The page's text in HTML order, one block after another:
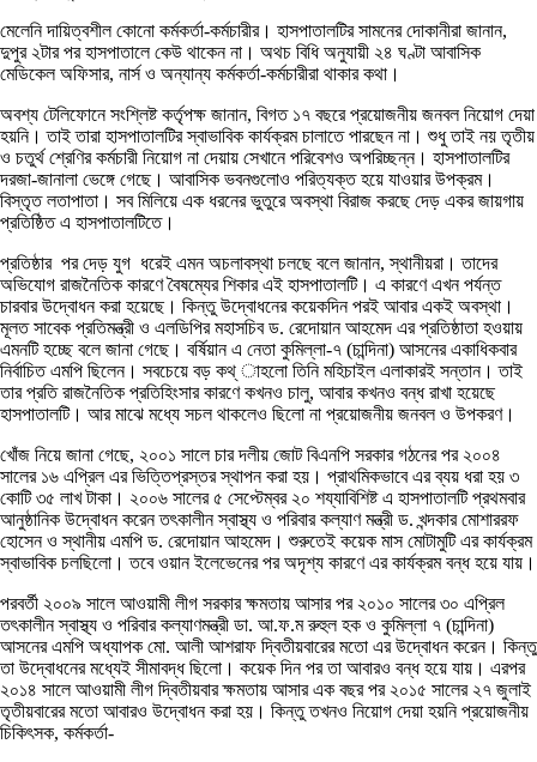
মেলেনি দায়িত্বশীল কোনো কর্মকর্তা-কর্মচারীর। হাসপাতালটির সামনের দোকানীরা জানান,
দুপুর ২টার পর হাসপাতালে কেউ থাকেন না। অথচ বিধি অনুযায়ী ২৪ ঘণ্টা আবাসিক
মেডিকেল অফিসার, নার্স ও অন্যান্য কর্মকর্তা-কর্মচারীরা থাকার কথা।
অবশ্য টেলিফোনে সংশ্লিষ্ট কর্তৃপক্ষ জানান, বিগত ১৭ বছরে প্রয়োজনীয় জনবল নিয়োগ দেয়া
হয়নি। তাই তারা হাসপাতালটির স্বাভাবিক কার্যক্রম চালাতে পারছেন না। শুধু তাই নয় তৃতীয়
ও চতুর্থ শ্রেণির কর্মচারী নিয়োগ না দেয়ায় সেখানে পরিবেশও অপরিচ্ছন্ন। হাসপাতালটির
দরজা-জানালা ভেঙ্গে গেছে। আবাসিক ভবনগুলোও পরিত্যক্ত হয়ে যাওয়ার উপক্রম।
বিস্তৃত লতাপাতা। সব মিলিয়ে এক ধরনের ভুতুরে অবস্থা বিরাজ করছে দেড় একর জায়গায়
প্রতিষ্ঠিত এ হাসপাতালটিতে।
প্রতিষ্ঠার পর দেড় যুগ ধরেই এমন অচলাবস্থা চলছে বলে জানান, স্থানীয়রা। তাদের
অভিযোগ রাজনৈতিক কারণে বৈষম্যের শিকার এই হাসপাতালটি। এ কারণে এখন পর্যন্ত
চারবার উদ্বোধন করা হয়েছে। কিন্তু উদ্বোধনের কয়েকদিন পরই আবার একই অবস্থা।
মূলত সাবেক প্রতিমন্ত্রী ও এলডিপির মহাসচিব ড. রেদোয়ান আহমেদ এর প্রতিষ্ঠাতা হওয়ায়
এমনটি হচ্ছে বলে জানা গেছে। বর্ষিয়ান এ নেতা কুমিল্লা-৭ (চান্দিনা) আসনের একাধিকবার
নির্বাচিত এমপি ছিলেন। সবচেয়ে বড় কথ্ াহলো তিনি মহিচাইল এলাকারই সন্তান। তাই
তার প্রতি রাজনৈতিক প্রতিহিংসার কারণে কখনও চালু, আবার কখনও বন্ধ রাখা হয়েছে
হাসপাতালটি। আর মাঝে মধ্যে সচল থাকলেও ছিলো না প্রয়োজনীয় জনবল ও উপকরণ।
খোঁজ নিয়ে জানা গেছে, ২০০১ সালে চার দলীয় জোট বিএনপি সরকার গঠনের পর ২০০৪
সালের ১৬ এপ্রিল এর ভিত্তিপ্রস্তর স্থাপন করা হয়। প্রাথমিকভাবে এর ব্যয় ধরা হয় ৩
কোটি ৩৫ লাখ টাকা। ২০০৬ সালের ৫ সেপ্টেম্বর ২০ শয্যাবিশিষ্ট এ হাসপাতালটি প্রথমবার
আনুষ্ঠানিক উদ্বোধন করেন তৎকালীন স্বাস্থ্য ও পরিবার কল্যাণ মন্ত্রী ড. খন্দকার মোশাররফ
হোসেন ও স্থানীয় এমপি ড. রেদোয়ান আহমেদ। শুরুতেই কয়েক মাস মোটামুটি এর কার্যক্রম
স্বাভাবিক চলছিলো। তবে ওয়ান ইলেভেনের পর অদৃশ্য কারণে এর কার্যক্রম বন্ধ হয়ে যায়।
পরবর্তী ২০০৯ সালে আওয়ামী লীগ সরকার ক্ষমতায় আসার পর ২০১০ সালের ৩০ এপ্রিল
তৎকালীন স্বাস্থ্য ও পরিবার কল্যাণমন্ত্রী ডা. আ.ফ.ম রুহুল হক ও কুমিল্লা ৭ (চান্দিনা)
আসনের এমপি অধ্যাপক মো. আলী আশরাফ দ্বিতীয়বারের মতো এর উদ্বোধন করেন। কিন্তু
তা উদ্বোধনের মধ্যেই সীমাবদ্ধ ছিলো। কয়েক দিন পর তা আবারও বন্ধ হয়ে যায়। এরপর
২০১৪ সালে আওয়ামী লীগ দ্বিতীয়বার ক্ষমতায় আসার এক বছর পর ২০১৫ সালের ২৭ জুলাই
তৃতীয়বারের মতো আবারও উদ্বোধন করা হয়। কিন্তু তখনও নিয়োগ দেয়া হয়নি প্রয়োজনীয়
চিকিৎসক, কর্মকর্তা-